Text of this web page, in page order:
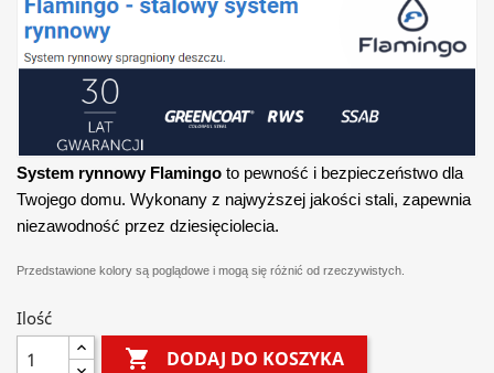
System rynnowy Flamingo to pewność i bezpieczeństwo dla
Twojego domu. Wykonany z najwyższej jakości stali, zapewnia
niezawodność przez dziesięciolecia.
Przedstawione kolory są poglądowe i mogą się różnić od rzeczywistych.
Ilość
 DODAJ DO KOSZYKA